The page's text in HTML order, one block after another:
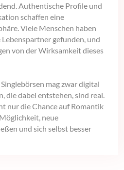
Authentische Profile und
schaffen eine
Viele Menschen haben
gefunden, und
von der Wirksamkeit dieses
mag zwar digital
die dabei entstehen, sind real.
nur die Chance auf Romantik
neue
und sich selbst besser